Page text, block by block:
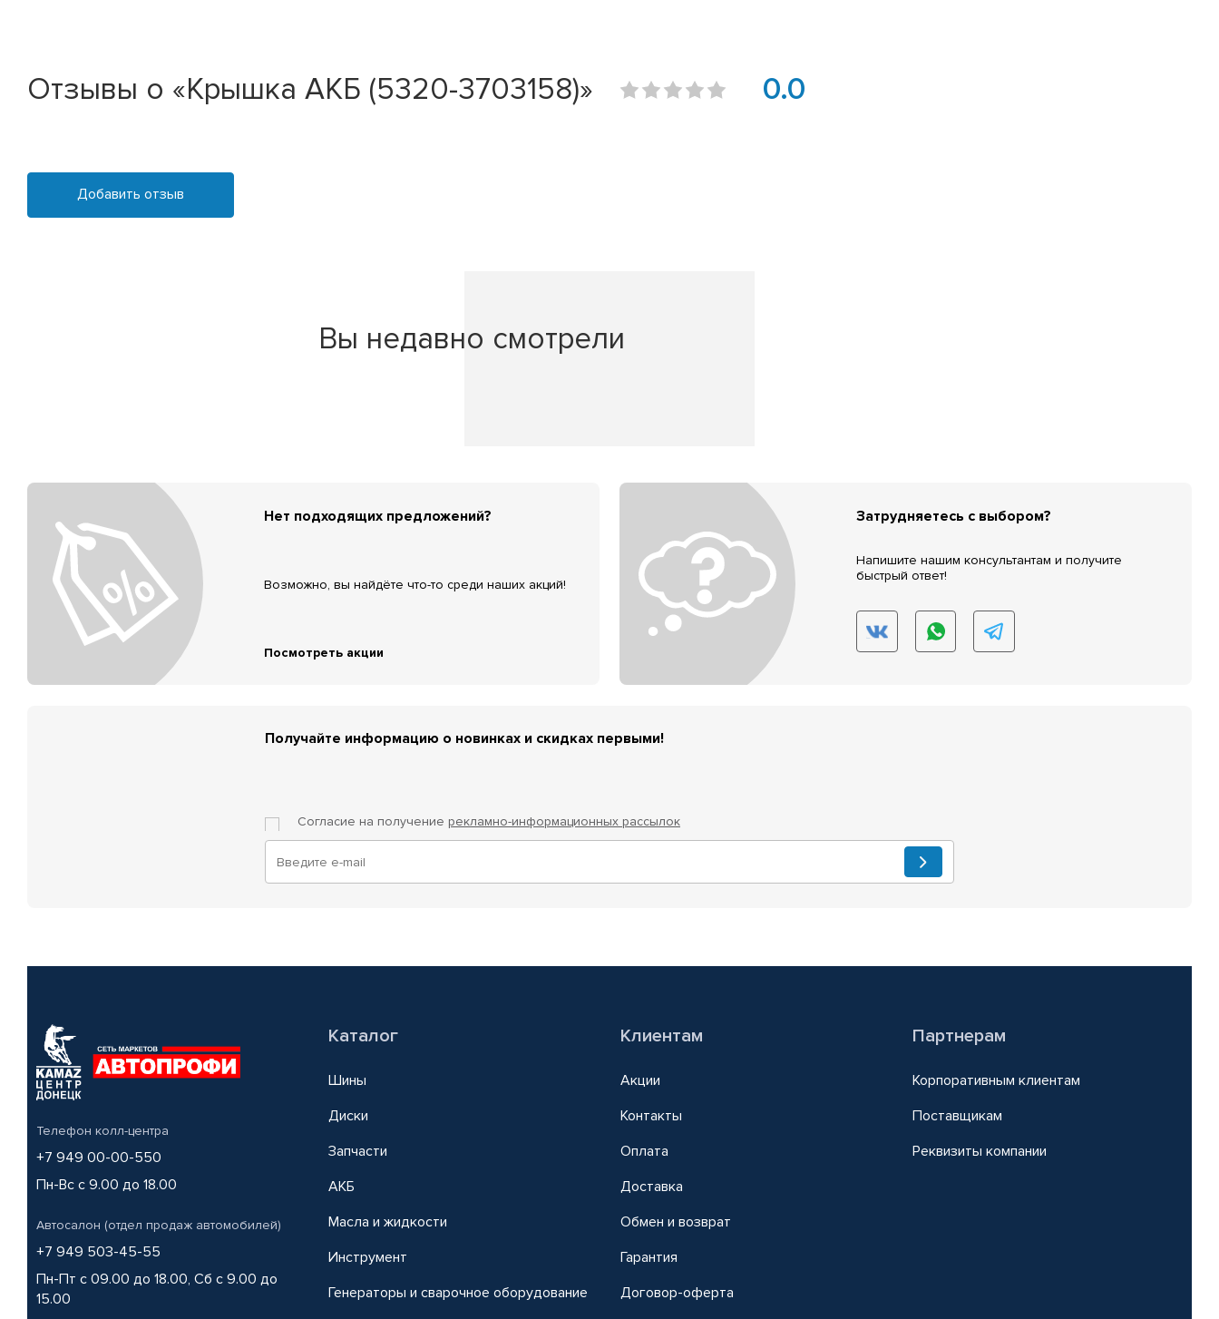
Отзывы о «Крышка АКБ (5320-3703158)» 0.0
Добавить отзыв
Вы недавно смотрели
Нет подходящих предложений?
Возможно, вы найдёте что-то среди наших акций!
Посмотреть акции
Затрудняетесь с выбором?
Напишите нашим консультантам и получите
быстрый ответ!
Получайте информацию о новинках и скидках первыми!
Согласие на получение рекламно-информационных рассылок
Телефон колл-центра
+7 949 00-00-550
Пн-Вс с 9.00 до 18.00
Автосалон (отдел продаж автомобилей)
+7 949 503-45-55
Пн-Пт с 09.00 до 18.00, Сб с 9.00 до
15.00
Каталог
Шины
Диски
Запчасти
АКБ
Масла и жидкости
Инструмент
Генераторы и сварочное оборудование
Клиентам
Акции
Контакты
Оплата
Доставка
Обмен и возврат
Гарантия
Договор-оферта
Партнерам
Корпоративным клиентам
Поставщикам
Реквизиты компании